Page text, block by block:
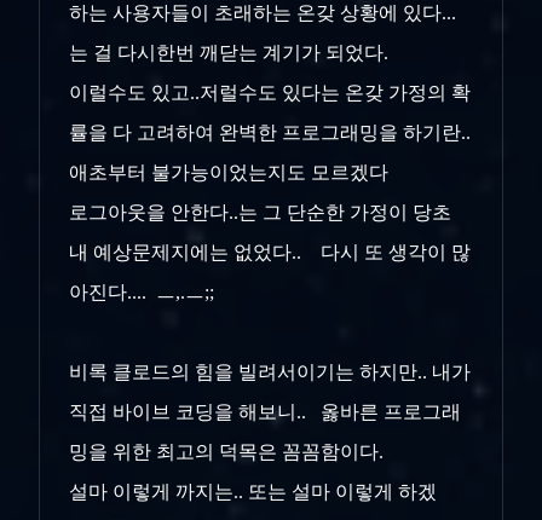
하는 사용자들이 초래하는 온갖 상황에 있다...
는 걸 다시한번 깨닫는 계기가 되었다.
이럴수도 있고..저럴수도 있다는 온갖 가정의 확
률을 다 고려하여 완벽한 프로그래밍을 하기란..
애초부터 불가능이었는지도 모르겠다
로그아웃을 안한다..는 그 단순한 가정이 당초
내 예상문제지에는 없었다.. 다시 또 생각이 많
아진다.... ㅡ,.ㅡ;;
비록 클로드의 힘을 빌려서이기는 하지만.. 내가
직접 바이브 코딩을 해보니.. 옳바른 프로그래
밍을 위한 최고의 덕목은 꼼꼼함이다.
설마 이렇게 까지는.. 또는 설마 이렇게 하겠